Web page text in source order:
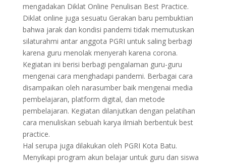
mengadakan Diklat Online Penulisan Best Practice.
Diklat online juga sesuatu Gerakan baru pembuktian
bahwa jarak dan kondisi pandemi tidak memutuskan
silaturahmi antar anggota PGRI untuk saling berbagi
karena guru menolak menyerah karena corona.
Kegiatan ini berisi berbagi pengalaman guru-guru
mengenai cara menghadapi pandemi. Berbagai cara
disampaikan oleh narasumber baik mengenai media
pembelajaran, platform digital, dan metode
pembelajaran. Kegiatan dilanjutkan dengan pelatihan
cara menuliskan sebuah karya ilmiah berbentuk best
practice.
Hal serupa juga dilakukan oleh PGRI Kota Batu.
Menyikapi program akun belajar untuk guru dan siswa